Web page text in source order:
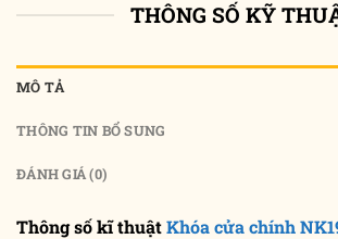
THÔNG SỐ KỸ
MÔ TẢ
THÔNG TIN BỔ SUNG
ĐÁNH GIÁ (0)
Thông số kĩ thuậtKhóa cửa chính